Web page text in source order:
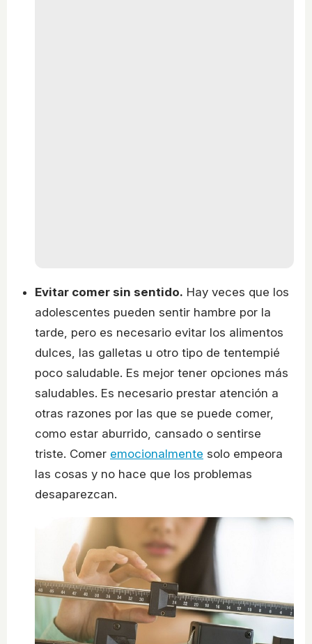
Evitar comer sin sentido. Hay veces que los
adolescentes pueden sentir hambre por la
tarde, pero es necesario evitar los alimentos
dulces, las galletas u otro tipo de tentempié
poco saludable. Es mejor tener opciones más
saludables. Es necesario prestar atención a
otras razones por las que se puede comer,
como estar aburrido, cansado o sentirse
triste. Comer emocionalmente solo empeora
las cosas y no hace que los problemas
desaparezcan.